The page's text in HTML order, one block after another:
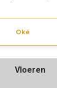
Oké
Vloeren